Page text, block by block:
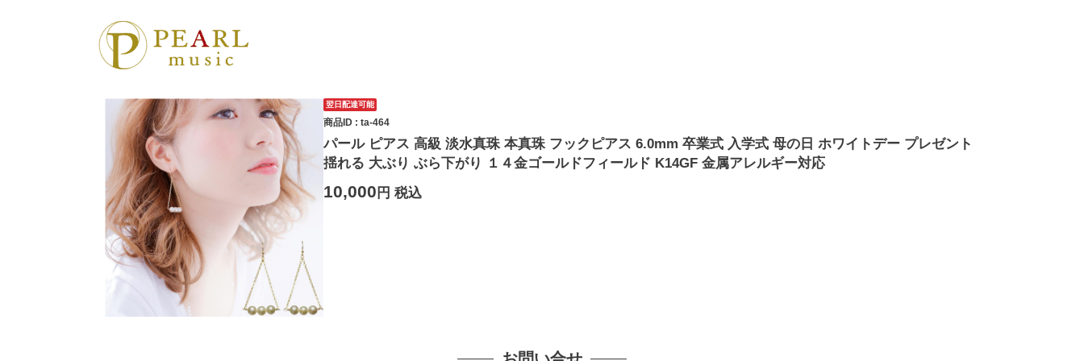
翌日配達可能
商品ID : ta-464
パール ピアス 高級 淡水真珠 本真珠 フックピアス 6.0mm 卒業式 入学式 母の日 ホワイトデー プレゼント
揺れる 大ぶり ぶら下がり １４金ゴールドフィールド K14GF 金属アレルギー対応
10,000 円 税込